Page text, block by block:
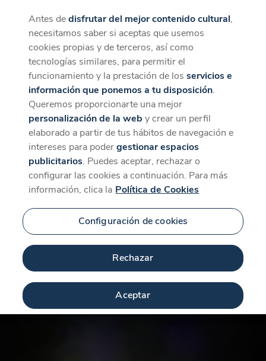
CaixaForum+
La mejor experiencia desde la App
Descargar
Antes dedisfrutar del mejor contenido cultural,
necesitamos saber si aceptas que usemos
cookies propias y de terceros, así como
tecnologías similares, para permitir el
funcionamiento y la prestación de losservicios e
información que ponemos a tu disposición.
Queremos proporcionarte una mejor
personalización de la web y crear un perfil
elaborado a partir de tus hábitos de navegación e
intereses para podergestionar espacios
publicitarios. Puedes aceptar, rechazar o
configurar las cookies a continuación. Para más
información, clica la Política de Cookies
Configuración de cookies
Rechazar
Aceptar